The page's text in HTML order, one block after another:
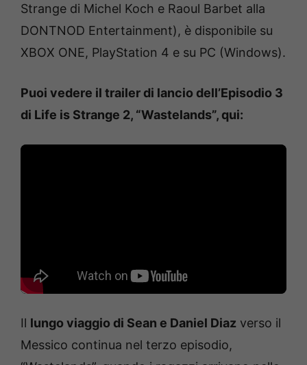
Strange di Michel Koch e Raoul Barbet alla
DONTNOD Entertainment), è disponibile su
XBOX ONE, PlayStation 4 e su PC (Windows).
Puoi vedere il trailer di lancio dell’Episodio 3
di Life is Strange 2, “Wastelands”, qui:
Il lungo viaggio di Sean e Daniel Diaz verso il
Messico continua nel terzo episodio,